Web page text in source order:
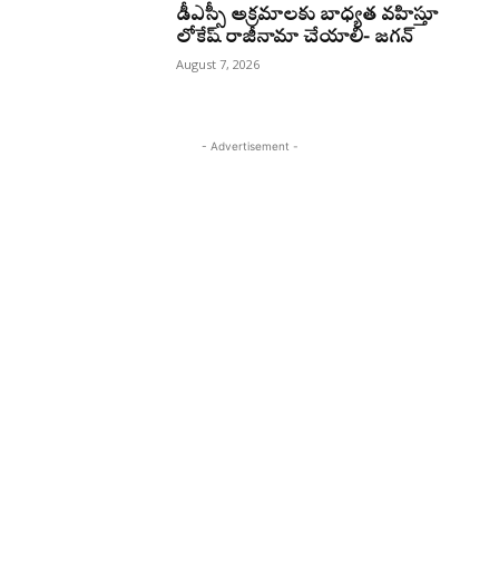
డీఎస్సీ అక్రమాలకు బాధ్యత వహిస్తూ
లోకేష్‌ రాజీనామా చేయాలి- జగన్
August 7, 2026
- Advertisement -